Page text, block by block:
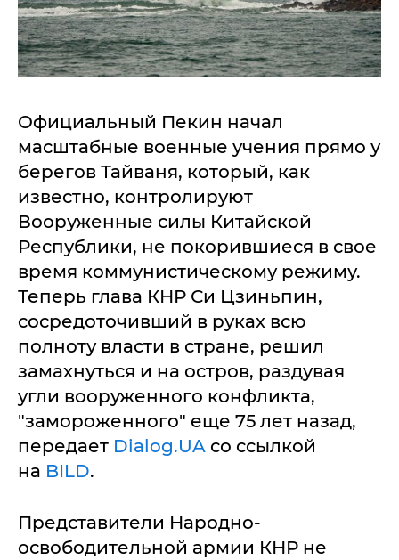
Официальный Пекин начал
масштабные военные учения прямо у
берегов Тайваня, который, как
известно, контролируют
Вооруженные силы Китайской
Республики, не покорившиеся в свое
время коммунистическому режиму.
Теперь глава КНР Си Цзиньпин,
сосредоточивший в руках всю
полноту власти в стране, решил
замахнуться и на остров, раздувая
угли вооруженного конфликта,
"замороженного" еще 75 лет назад,
передает Dialog.UA со ссылкой
на BILD.
Представители Народно-
освободительной армии КНР не